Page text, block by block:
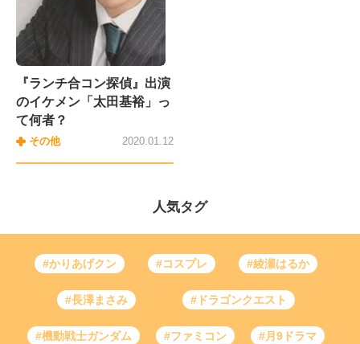
『ランチ合コン探偵』出演
のイケメン「太田基裕」っ
て何者？
その他 2020.01.12
人気タグ
#かりあげクン #コスプレ #綾瀬はるか
#長澤まさみ #ドラゴンクエスト
#機動戦士ガンダム #ファミコン #月9ドラマ